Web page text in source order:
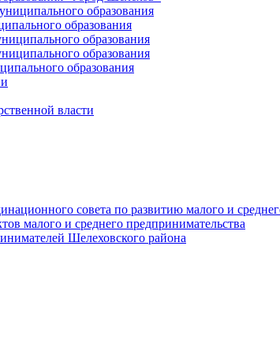
образования
образования
образования
образования
образования
власти
совета по развитию малого и
малого и среднего предпринимательства
Шелеховского района